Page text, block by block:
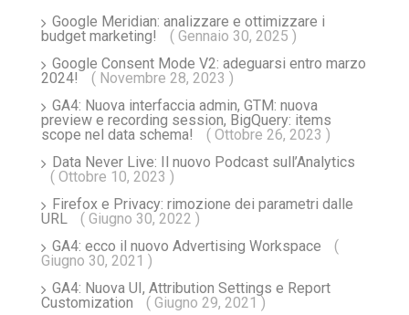
Google Meridian: analizzare e ottimizzare i
budget marketing!
( Gennaio 30, 2025 )
Google Consent Mode V2: adeguarsi entro marzo
2024!
( Novembre 28, 2023 )
GA4: Nuova interfaccia admin, GTM: nuova
preview e recording session, BigQuery: items
scope nel data schema!
( Ottobre 26, 2023 )
Data Never Live: Il nuovo Podcast sull’Analytics
( Ottobre 10, 2023 )
Firefox e Privacy: rimozione dei parametri dalle
URL
( Giugno 30, 2022 )
GA4: ecco il nuovo Advertising Workspace
(
Giugno 30, 2021 )
GA4: Nuova UI, Attribution Settings e Report
Customization
( Giugno 29, 2021 )